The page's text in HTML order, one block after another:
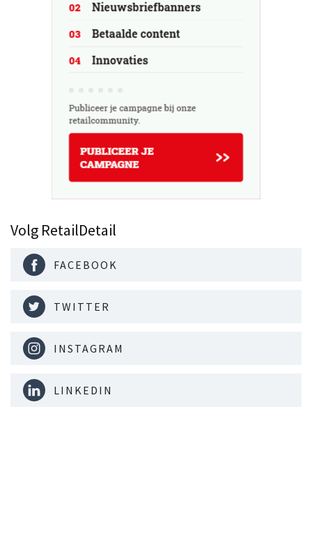
Volg RetailDetail
FACEBOOK
TWITTER
INSTAGRAM
LINKEDIN